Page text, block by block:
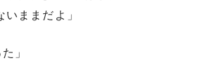
ままだよ」
」